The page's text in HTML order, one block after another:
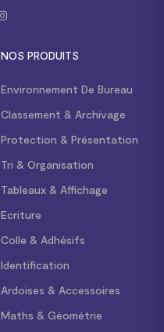
NOS PRODUITS
Environnement De Bureau
Classement & Archivage
Protection & Présentation
Tri & Organisation
Tableaux & Affichage
Ecriture
Colle & Adhésifs
Identification
Ardoises & Accessoires
Maths & Géométrie